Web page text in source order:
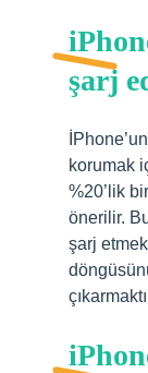
şarj
korumak
%20’lik
önerilir.
şarj